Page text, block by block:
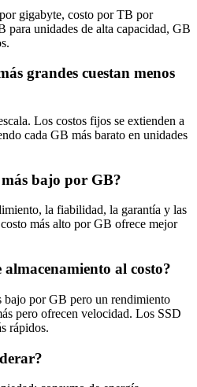
gigabyte, costo por TB por
unidades de alta capacidad, GB
grandes cuestan menos
Los costos fijos se extienden a
cada GB más barato en unidades
bajo por GB?
la fiabilidad, la garantía y las
más alto por GB ofrece mejor
al costo?
por GB pero un rendimiento
pero ofrecen velocidad. Los SSD
rápidos.